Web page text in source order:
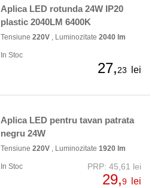
Aplica LED rotunda 24W IP20
plastic 2040LM 6400K
Tensiune 220V , Luminozitate 2040 lm
In Stoc
27,23 lei
Aplica LED pentru tavan patrata
negru 24W
Tensiune 220V , Luminozitate 1920 lm
In Stoc PRP: 45,61 lei
29,9 lei